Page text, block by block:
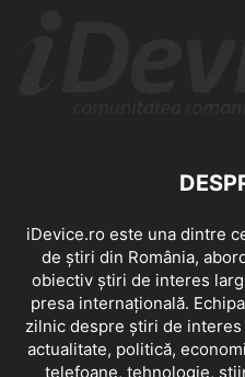
iDevice.ro este una dintre
de știri din România,
obiectiv știri de interes
presa internațională.
zilnic despre știri de
actualitate, politică,
telefoane, tehnologie,